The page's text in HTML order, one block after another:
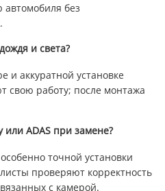
без
и света?
и аккуратной установке
свою работу; после монтажа
ADAS при замене?
точной установки
проверяют корректность
с камерой.